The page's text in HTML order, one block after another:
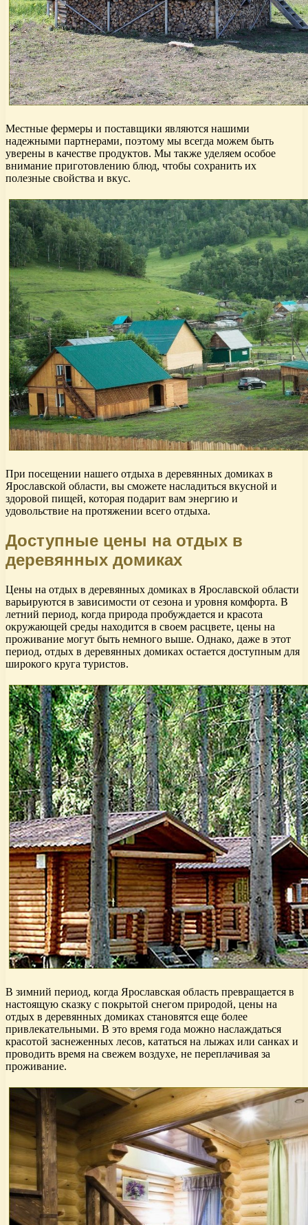
Местные фермеры и поставщики являются нашими
надежными партнерами, поэтому мы всегда можем быть
уверены в качестве продуктов. Мы также уделяем особое
внимание приготовлению блюд, чтобы сохранить их
полезные свойства и вкус.
При посещении нашего отдыха в деревянных домиках в
Ярославской области, вы сможете насладиться вкусной и
здоровой пищей, которая подарит вам энергию и
удовольствие на протяжении всего отдыха.
Доступные цены на отдых в
деревянных домиках
Цены на отдых в деревянных домиках в Ярославской области
варьируются в зависимости от сезона и уровня комфорта. В
летний период, когда природа пробуждается и красота
окружающей среды находится в своем расцвете, цены на
проживание могут быть немного выше. Однако, даже в этот
период, отдых в деревянных домиках остается доступным для
широкого круга туристов.
В зимний период, когда Ярославская область превращается в
настоящую сказку с покрытой снегом природой, цены на
отдых в деревянных домиках становятся еще более
привлекательными. В это время года можно наслаждаться
красотой заснеженных лесов, кататься на лыжах или санках и
проводить время на свежем воздухе, не переплачивая за
проживание.